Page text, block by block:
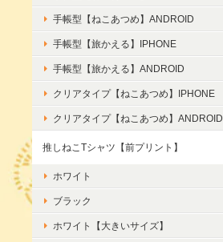
手帳型【ねこあつめ】ANDROID
手帳型【旅かえる】IPHONE
手帳型【旅かえる】ANDROID
クリアタイプ【ねこあつめ】IPHONE
クリアタイプ【ねこあつめ】ANDROID
推しねこTシャツ【前プリント】
ホワイト
ブラック
ホワイト【大きいサイズ】